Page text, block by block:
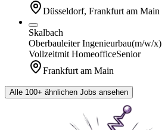
Düsseldorf, Frankfurt am Main
Skalbach
Oberbauleiter Ingenieurbau(m/w/x)
Vollzeitmit HomeofficeSenior
Frankfurt am Main
Alle 100+ ähnlichen Jobs ansehen